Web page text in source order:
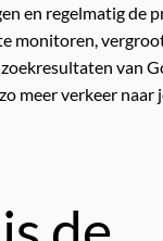
en regelmatig de
monitoren,
van
meer verkeer naar